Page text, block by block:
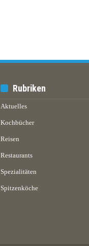
Rubriken
Aktuelles
Kochbücher
Reisen
Restaurants
Spezialitäten
Spitzenköche